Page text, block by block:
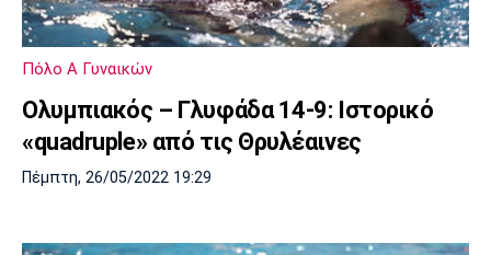
Λίβερπουλ
Μάντσεστερ
Σίτι
Γιουβέντους
Ίντερ Μίλαν Μπάγερν
Πόλο Α Γυναικών
Ολυμπιακός – Γλυφάδα 14-9: Ιστορικό
«quadruple» από τις Θρυλέαινες
Πέμπτη, 26/05/2022 19:29